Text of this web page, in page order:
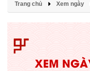
Trang chủ Xem ngày
XEM